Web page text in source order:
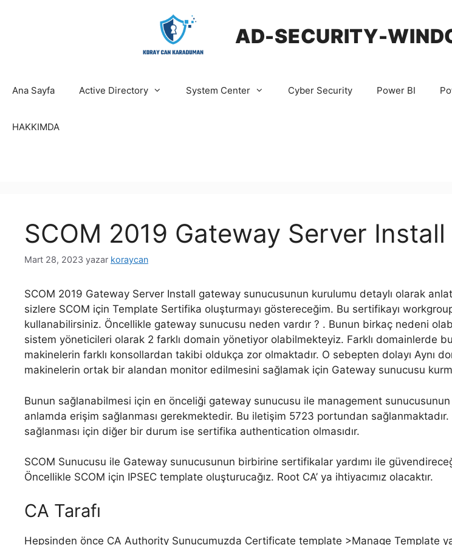
AD-SECURITY-
Ana Sayfa Active Directory System Center Cyber Security Power BI
HAKKIMDA
SCOM 2019 Gateway Server Install
Mart 28, 2023 yazar koraycan
SCOM 2019 Gateway Server Install gateway sunucusunun kurulumu detaylı olarak
sizlere SCOM için Template Sertifika oluşturmayı göstereceğim. Bu sertifikayı
kullanabilirsiniz. Öncellikle gateway sunucusu neden vardır ? . Bunun birkaç nedeni
sistem yöneticileri olarak 2 farklı domain yönetiyor olabilmekteyiz. Farklı domainlerde
makinelerin farklı konsollardan takibi oldukça zor olmaktadır. O sebepten dolayı Aynı
makinelerin ortak bir alandan monitor edilmesini sağlamak için Gateway sunucusu
Bunun sağlanabilmesi için en önceliği gateway sunucusu ile management
anlamda erişim sağlanması gerekmektedir. Bu iletişim 5723 portundan
sağlanması için diğer bir durum ise sertifika authentication olmasıdır.
SCOM Sunucusu ile Gateway sunucusunun birbirine sertifikalar yardımı ile
Öncellikle SCOM için IPSEC template oluşturucağız. Root CA’ ya ihtiyacımız olacaktır.
CA Tarafı
Hepsinden önce CA Authority Sunucumuzda Certificate template >Manage Template